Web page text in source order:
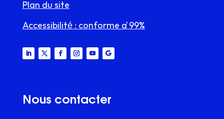
Plan du site
Accessibilité : conforme à 99%
Nous contacter